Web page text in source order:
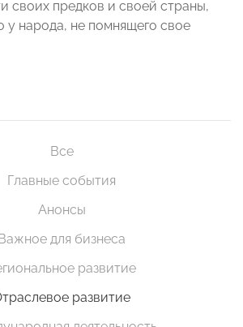
своих предков и своей страны,
у народа, не помнящего свое
Все
Главные события
Анонсы
Важное для бизнеса
развитие
развитие